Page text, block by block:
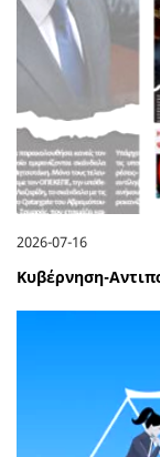
2026-07-16
Κυβέρνηση-